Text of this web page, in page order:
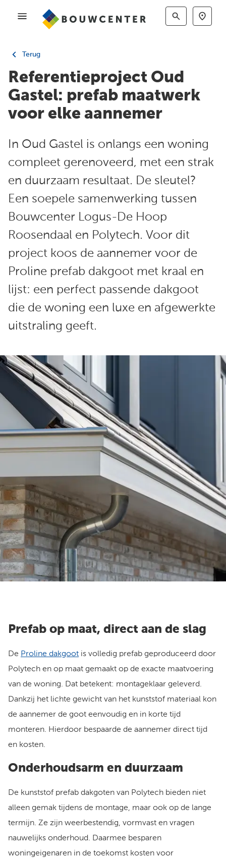
Terug
Referentieproject Oud
Gastel: prefab maatwerk
voor elke aannemer
In Oud Gastel is onlangs een woning
compleet gerenoveerd, met een strak
en duurzaam resultaat. De sleutel?
Een soepele samenwerking tussen
Bouwcenter Logus-De Hoop
Roosendaal en Polytech. Voor dit
project koos de aannemer voor de
Proline prefab dakgoot met kraal en
lijst: een perfect passende dakgoot
die de woning een luxe en afgewerkte
uitstraling geeft.
Prefab op maat, direct aan de slag
De Proline dakgoot is volledig prefab geproduceerd door
Polytech en op maat gemaakt op de exacte maatvoering
van de woning. Dat betekent: montageklaar geleverd.
Dankzij het lichte gewicht van het kunststof materiaal kon
de aannemer de goot eenvoudig en in korte tijd
monteren. Hierdoor bespaarde de aannemer direct tijd
en kosten.
Onderhoudsarm en duurzaam
De kunststof prefab dakgoten van Polytech bieden niet
alleen gemak tijdens de montage, maar ook op de lange
termijn. Ze zijn weerbestendig, vormvast en vragen
nauwelijks onderhoud. Daarmee besparen
woningeigenaren in de toekomst kosten voor